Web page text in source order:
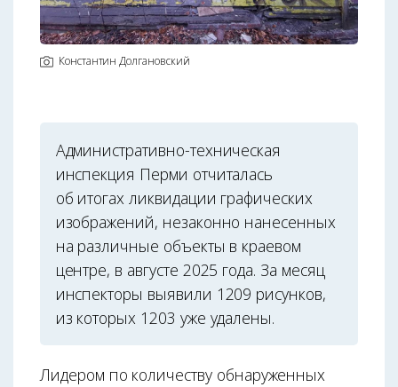
Константин Долгановский
Административно-техническая
инспекция Перми отчиталась
об итогах ликвидации графических
изображений, незаконно нанесенных
на различные объекты в краевом
центре, в августе 2025 года. За месяц
инспекторы выявили 1209 рисунков,
из которых 1203 уже удалены.
Лидером по количеству обнаруженных